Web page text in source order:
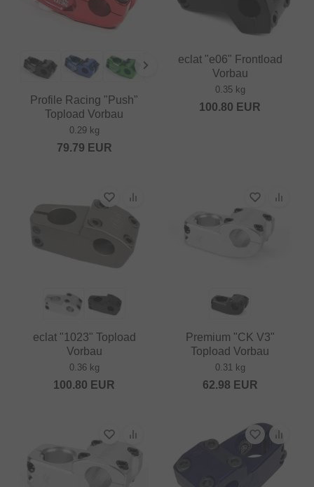
Profile Racing "Push"
Topload Vorbau
0.29 kg
79.79 EUR
eclat "e06" Frontload
Vorbau
0.35 kg
100.80 EUR
eclat "1023" Topload
Vorbau
0.36 kg
100.80 EUR
Premium "CK V3"
Topload Vorbau
0.31 kg
62.98 EUR